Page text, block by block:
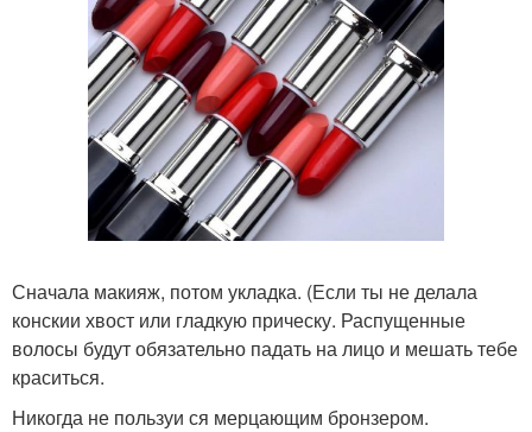
Сначала макияж, потом укладка. (Если ты не делала
конскии хвост или гладкую прическу. Распущенные
волосы будут обязательно падать на лицо и мешать тебе
краситься.
Никогда не пользуи ся мерцающим бронзером.